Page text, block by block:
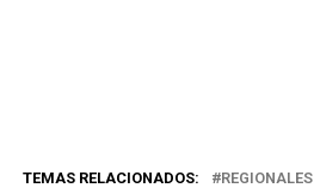
TEMAS RELACIONADOS: REGIONALES